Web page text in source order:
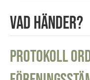
Vad händer?
Protokoll